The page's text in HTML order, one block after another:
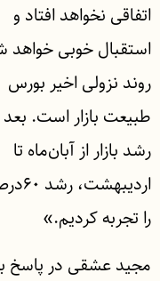
اتفاقی نخواهد افتاد و
استقبال خوبی خواهد
روند نزولی اخیر بورس
طبیعت بازار است. بعد
رشد بازار از آبان‌ماه تا
را تجربه کردیم.»
مجید عشقی در پاسخ